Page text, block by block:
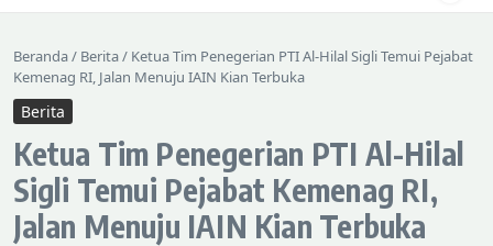
Beranda/ Berita/ Ketua Tim Penegerian PTI Al-Hilal Sigli Temui Pejabat
Kemenag RI, Jalan Menuju IAIN Kian Terbuka
Berita
Ketua Tim Penegerian PTI Al-Hilal
Sigli Temui Pejabat Kemenag RI,
Jalan Menuju IAIN Kian Terbuka